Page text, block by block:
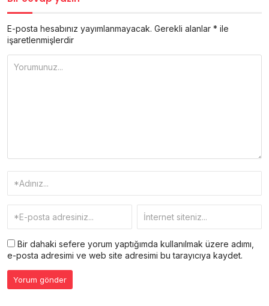
E-posta hesabınız yayımlanmayacak. Gerekli alanlar * ile
işaretlenmişlerdir
Bir dahaki sefere yorum yaptığımda kullanılmak üzere adımı,
e-posta adresimi ve web site adresimi bu tarayıcıya kaydet.